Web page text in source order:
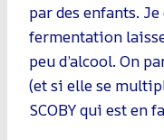
par des enfants.
fermentation
peu d’alcool. On
(et si elle se
SCOBY qui est en